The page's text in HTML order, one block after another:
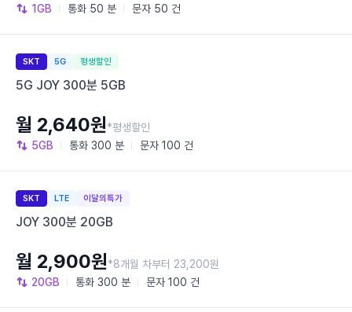
1GB 통화 50 분 문자 50 건
SKT 5G 평생할인
5G JOY 300분 5GB
5GB 통화 300 분 문자 100 건
월 2,640원*평생할인
SKT LTE 이달의특가
JOY 300분 20GB
20GB 통화 300 분 문자 100 건
월 2,900원*8개월 차부터 23,200원